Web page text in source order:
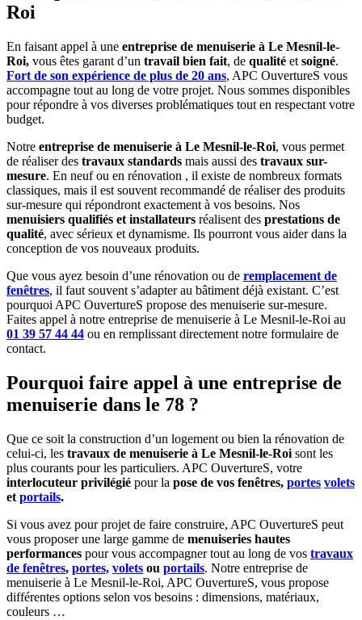
Roi
En faisant appel à une entreprise de menuiserie à Le Mesnil-le-
Roi, vous êtes garant d’un travail bien fait, de qualité et soigné.
Fort de son expérience de plus de 20 ans, APC OuvertureS vous
accompagne tout au long de votre projet. Nous sommes disponibles
pour répondre à vos diverses problématiques tout en respectant votre
budget.
Notre entreprise de menuiserie à Le Mesnil-le-Roi, vous permet
de réaliser des travaux standards mais aussi des travaux sur-
mesure. En neuf ou en rénovation , il existe de nombreux formats
classiques, mais il est souvent recommandé de réaliser des produits
sur-mesure qui répondront exactement à vos besoins. Nos
menuisiers qualifiés et installateurs réalisent des prestations de
qualité, avec sérieux et dynamisme. Ils pourront vous aider dans la
conception de vos nouveaux produits.
Que vous ayez besoin d’une rénovation ou de remplacement de
fenêtres, il faut souvent s’adapter au bâtiment déjà existant. C’est
pourquoi APC OuvertureS propose des menuiserie sur-mesure.
Faites appel à notre entreprise de menuiserie à Le Mesnil-le-Roi au
01 39 57 44 44 ou en remplissant directement notre formulaire de
contact.
Pourquoi faire appel à une entreprise de
menuiserie dans le 78 ?
Que ce soit la construction d’un logement ou bien la rénovation de
celui-ci, les travaux de menuiserie à Le Mesnil-le-Roi sont les
plus courants pour les particuliers. APC OuvertureS, votre
interlocuteur privilégié pour la pose de vos fenêtres, portes volets
et portails.
Si vous avez pour projet de faire construire, APC OuvertureS peut
vous proposer une large gamme de menuiseries hautes
performances pour vous accompagner tout au long de vos travaux
de fenêtres, portes, volets ou portails. Notre entreprise de
menuiserie à Le Mesnil-le-Roi, APC OuvertureS, vous propose
différentes options selon vos besoins : dimensions, matériaux,
couleurs …